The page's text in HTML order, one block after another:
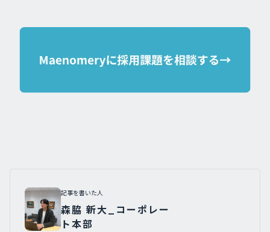
記事を書いた人
森脇 新大_コーポレー
ト本部